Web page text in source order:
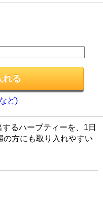
ど)
るハーブティーを、1日
方にも取り入れやすい